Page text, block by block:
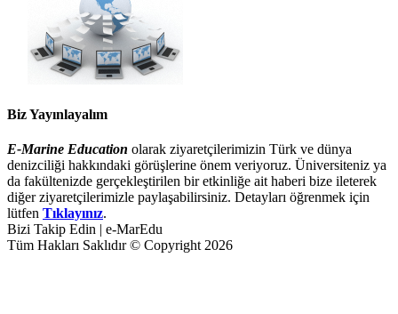
Biz Yayınlayalım
E-Marine Education olarak ziyaretçilerimizin Türk ve dünya
denizciliği hakkındaki görüşlerine önem veriyoruz. Üniversiteniz ya
da fakültenizde gerçekleştirilen bir etkinliğe ait haberi bize ileterek
diğer ziyaretçilerimizle paylaşabilirsiniz. Detayları öğrenmek için
lütfen Tıklayınız.
Bizi Takip Edin | e-MarEdu
Tüm Hakları Saklıdır © Copyright 2026